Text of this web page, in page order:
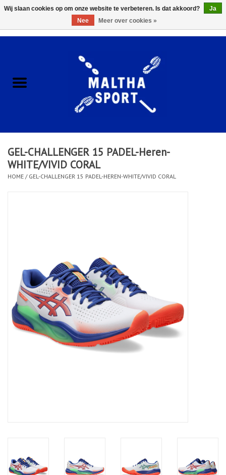
ACCESSOIRES/HARDWARE
KLEDING
CLUBSHOPS
Merken
GEL-CHALLENGER 15 PADEL-Heren-
WHITE/VIVID CORAL
HOME / GEL-CHALLENGER 15 PADEL-HEREN-WHITE/VIVID CORAL
Wij slaan cookies op om onze website te verbeteren. Is dat akkoord?
Ja
Nee
Meer over cookies »